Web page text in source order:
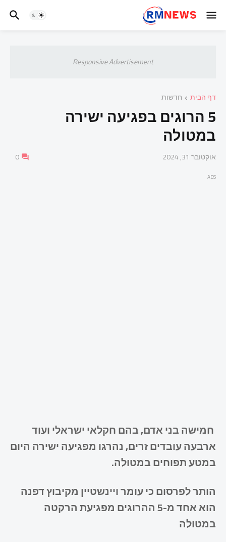
Responsive Advertisement
דף הבית חדשות
5 הרוגים בפגיעה ישירה
במטולה
אוקטובר 31, 2024 0
ADS
חמישה בני אדם, בהם חקלאי ישראלי ועוד
ארבעה עובדים זרים, נהרגו מפגיעה ישירה היום
במטע תפוחים במטולה.
הותר לפרסום כי עומר ויינשטיין מקיבוץ דפנה
הוא אחד מ-5 ההרוגים מפגיעת הרקטה
במטולה